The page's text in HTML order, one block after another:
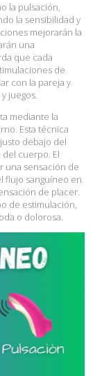
la pulsación,
la sensibilidad y
mejorarán la
una
que cada
de
con la pareja y
juegos.
mediante la
Esta técnica
debajo del
cuerpo. El
una sensación de
flujo sanguíneo en
de placer.
de estimulación,
o dolorosa.